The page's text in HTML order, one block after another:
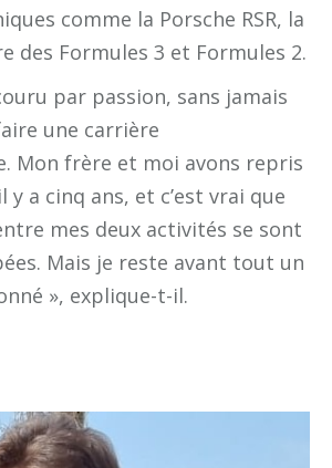
comme la Porsche RSR, la
des Formules 3 et Formules 2.
par passion, sans jamais
une carrière
Mon frère et moi avons repris
y a cinq ans, et c’est vrai que
mes deux activités se sont
Mais je reste avant tout un
», explique-t-il.